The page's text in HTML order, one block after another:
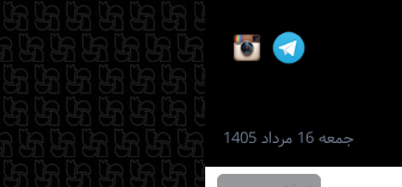
جمعه 16 مرداد 1405